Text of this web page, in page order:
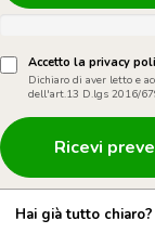
Accetto la privacy
Dichiaro di aver letto e
dell'art.13 D.lgs 2016/
Hai già tutto